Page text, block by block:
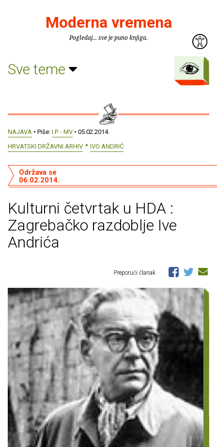
Moderna vremena
Pogledaj... sve je puno knjiga.
Sve teme
NAJAVA • Piše: I.P. - MV • 05.02.2014.
HRVATSKI DRŽAVNI ARHIV
IVO ANDRIĆ
Kulturni četvrtak u HDA :
Zagrebačko razdoblje Ive
Andrića
Održava se
06.02.2014.
Preporuči članak